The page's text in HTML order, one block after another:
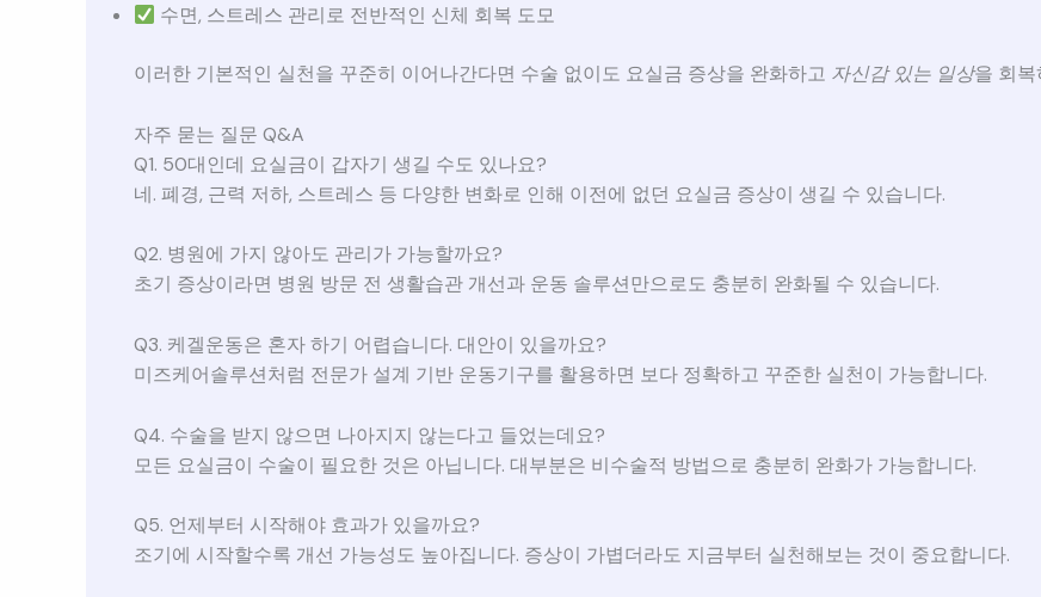
수면, 스트레스 관리로 전반적인 신체 회복 도모
이러한 기본적인 실천을 꾸준히 이어나간다면 수술 없이도 요실금 증상을 완화하고 자신감 있는 일상을 회복
자주 묻는 질문 Q&A
Q1. 50대인데 요실금이 갑자기 생길 수도 있나요?
네. 폐경, 근력 저하, 스트레스 등 다양한 변화로 인해 이전에 없던 요실금 증상이 생길 수 있습니다.
Q2. 병원에 가지 않아도 관리가 가능할까요?
초기 증상이라면 병원 방문 전 생활습관 개선과 운동 솔루션만으로도 충분히 완화될 수 있습니다.
Q3. 케겔운동은 혼자 하기 어렵습니다. 대안이 있을까요?
미즈케어솔루션처럼 전문가 설계 기반 운동기구를 활용하면 보다 정확하고 꾸준한 실천이 가능합니다.
Q4. 수술을 받지 않으면 나아지지 않는다고 들었는데요?
모든 요실금이 수술이 필요한 것은 아닙니다. 대부분은 비수술적 방법으로 충분히 완화가 가능합니다.
Q5. 언제부터 시작해야 효과가 있을까요?
조기에 시작할수록 개선 가능성도 높아집니다. 증상이 가볍더라도 지금부터 실천해보는 것이 중요합니다.